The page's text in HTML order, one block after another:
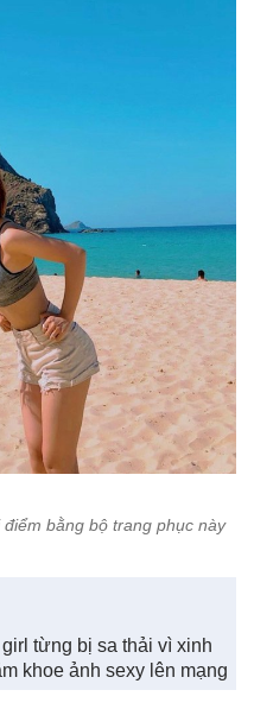
bằng bộ trang phục này
girl từng bị sa thải vì xinh
khoe ảnh sexy lên mạng